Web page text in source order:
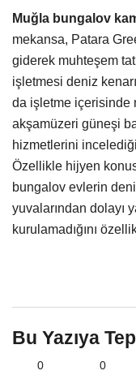
Muğla bungalov
mekansa, Patara
giderek muhteşem
işletmesi deniz
da işletme içerisinde
akşamüzeri güneşi
hizmetlerini
Özellikle hijyen
bungalov evlerin
yuvalarından dolayı
kurulamadığını
Bu Yazıya
0 0